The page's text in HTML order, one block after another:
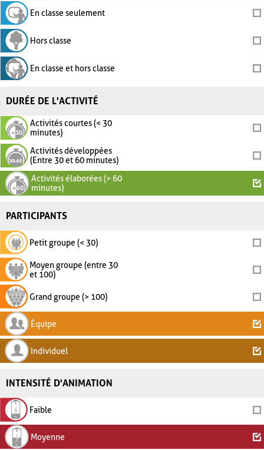
En classe seulement
Hors classe
En classe et hors classe
DURÉE DE L'ACTIVITÉ
Activités courtes (< 30
minutes)
Activités développées
(Entre 30 et 60 minutes)
Activités élaborées (> 60
minutes)
PARTICIPANTS
Petit groupe (< 30)
Moyen groupe (entre 30
et 100)
Grand groupe (> 100)
Équipe
Individuel
INTENSITÉ D'ANIMATION
Faible
Moyenne